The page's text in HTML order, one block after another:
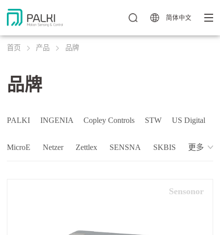
简体中文
首页 产品 品牌
品牌
PALKI INGENIA Copley Controls STW US Digital
MicroE Netzer Zettlex SENSNA SKBIS 更多
Sensonor